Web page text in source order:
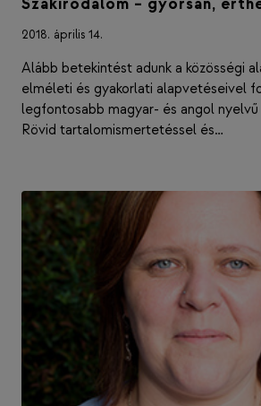
Szakirodalom – gyorsan,
2018. április 14.
Alább betekintést adunk a közösségi
elméleti és gyakorlati alapvetéseivel
legfontosabb magyar- és angol nyelvű
Rövid tartalomismertetéssel és…